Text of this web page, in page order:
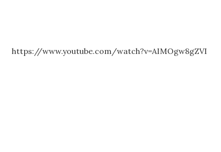
https://www.youtube.com/watch?v=AIMOgw8gZVI